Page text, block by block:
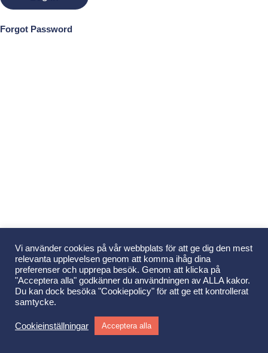
Forgot Password
Vi använder cookies på vår webbplats för att ge dig den mest
relevanta upplevelsen genom att komma ihåg dina
preferenser och upprepa besök. Genom att klicka på
"Acceptera alla" godkänner du användningen av ALLA kakor.
Du kan dock besöka "Cookiepolicy" för att ge ett kontrollerat
samtycke.
Cookieinställningar Acceptera alla